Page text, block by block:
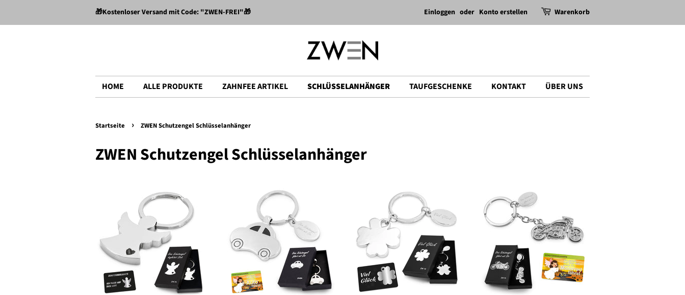
🎁Kostenloser Versand mit Code: "ZWEN-FREI"🎁 Einloggen oder Konto erstellen Warenkorb
HOME ALLE PRODUKTE ZAHNFEE ARTIKEL SCHLÜSSELANHÄNGER TAUFGESCHENKE KONTAKT ÜBER UNS
Startseite › ZWEN Schutzengel Schlüsselanhänger
ZWEN Schutzengel Schlüsselanhänger